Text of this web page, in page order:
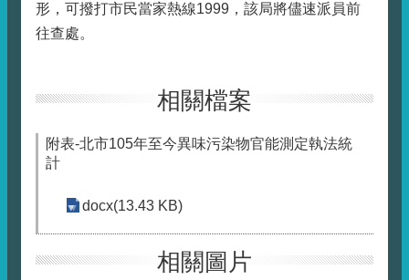
形，可撥打市民當家熱線1999，該局將儘速派員前
往查處。
相關檔案
附表-北市105年至今異味污染物官能測定執法統
計
docx(13.43 KB)
相關圖片